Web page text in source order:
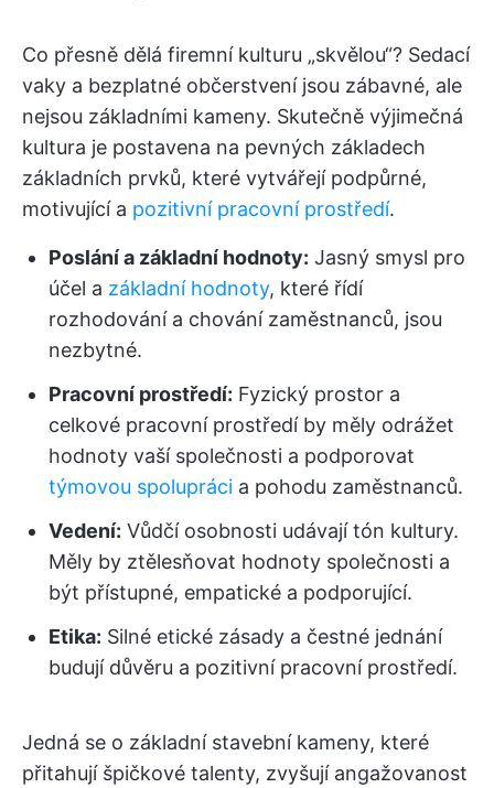
Co přesně dělá firemní kulturu „skvělou“? Sedací
vaky a bezplatné občerstvení jsou zábavné, ale
nejsou základními kameny. Skutečně výjimečná
kultura je postavena na pevných základech
základních prvků, které vytvářejí podpůrné,
motivující a pozitivní pracovní prostředí.
Poslání a základní hodnoty: Jasný smysl pro
účel a základní hodnoty, které řídí
rozhodování a chování zaměstnanců, jsou
nezbytné.
Pracovní prostředí: Fyzický prostor a
celkové pracovní prostředí by měly odrážet
hodnoty vaší společnosti a podporovat
týmovou spolupráci a pohodu zaměstnanců.
Vedení: Vůdčí osobnosti udávají tón kultury.
Měly by ztělesňovat hodnoty společnosti a
být přístupné, empatické a podporující.
Etika: Silné etické zásady a čestné jednání
budují důvěru a pozitivní pracovní prostředí.
Jedná se o základní stavební kameny, které
přitahují špičkové talenty, zvyšují angažovanost